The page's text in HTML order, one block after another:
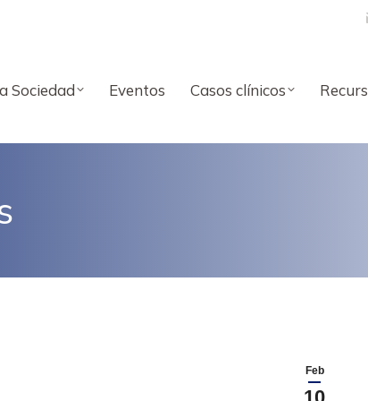
Sociedad Eventos Casos clínicos
Feb